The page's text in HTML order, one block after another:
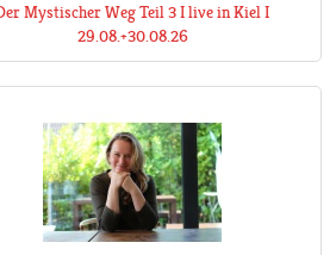
Mystischer Weg Teil 3 I live in Kiel I
29.08.+30.08.26